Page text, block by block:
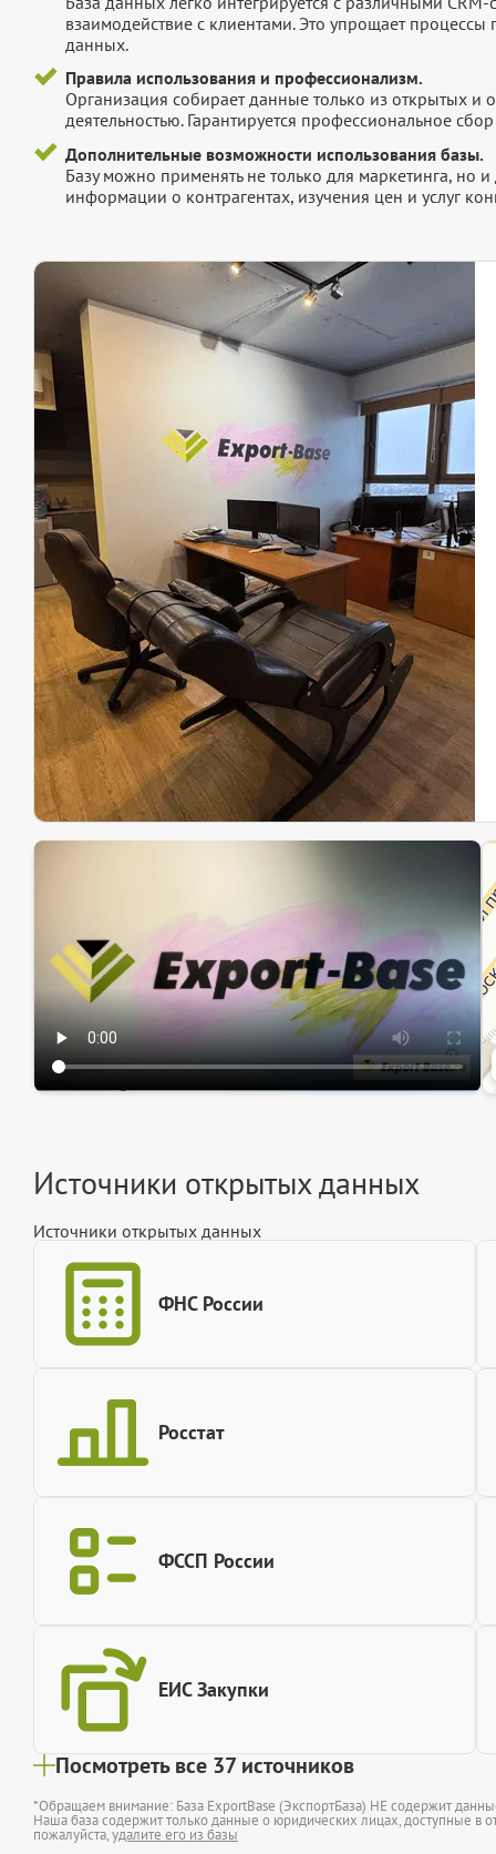
взаимодействие с клиентами. Это упрощает
данных.
Правила использования и профессионализм.
Организация собирает данные только из открытых и
деятельностью. Гарантируется профессиональное
Дополнительные возможности использования базы.
Базу можно применять не только для маркетинга, но
информации о контрагентах, изучения цен и услуг
Источники открытых данных
Источники открытых данных
ФНС России
Росстат
ФССП России
ЕИС Закупки
Посмотреть все 37 источников
*Обращаем внимание: База ExportBase (ЭкспортБаза) НЕ содержит
Наша база содержит только данные о юридических лицах, доступные в
пожалуйста,удалите его из базы